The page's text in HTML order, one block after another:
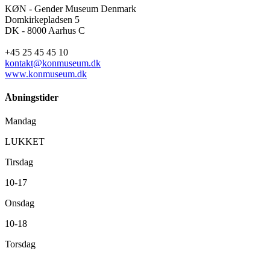
KØN - Gender Museum Denmark
Domkirkepladsen 5
DK - 8000 Aarhus C
+45 25 45 45 10
kontakt@konmuseum.dk
www.konmuseum.dk
Åbningstider
Mandag
LUKKET
Tirsdag
10-17
Onsdag
10-18
Torsdag